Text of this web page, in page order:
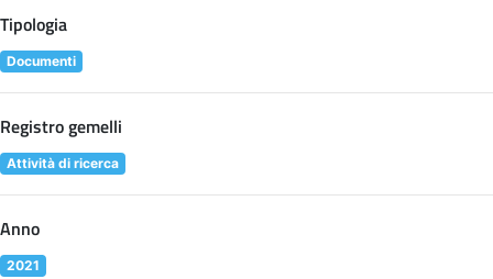
Tipologia
Documenti
Registro gemelli
Attività di ricerca
Anno
2021